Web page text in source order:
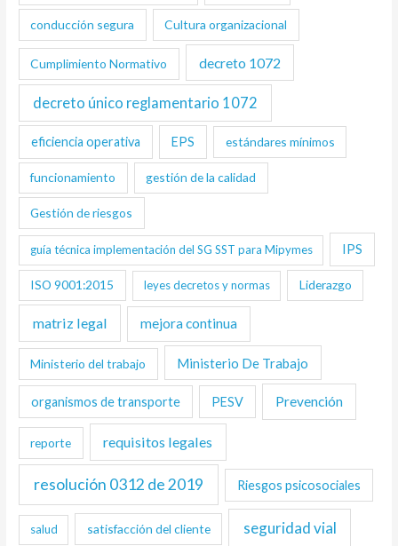
conducción segura Cultura organizacional
Cumplimiento Normativo decreto 1072
decreto único reglamentario 1072
eficiencia operativa EPS estándares mínimos
funcionamiento gestión de la calidad
Gestión de riesgos
guía técnica implementación del SG SST para Mipymes IPS
ISO 9001:2015 leyes decretos y normas Liderazgo
matriz legal mejora continua
Ministerio del trabajo Ministerio De Trabajo
organismos de transporte PESV Prevención
reporte requisitos legales
resolución 0312 de 2019 Riesgos psicosociales
salud satisfacción del cliente seguridad vial